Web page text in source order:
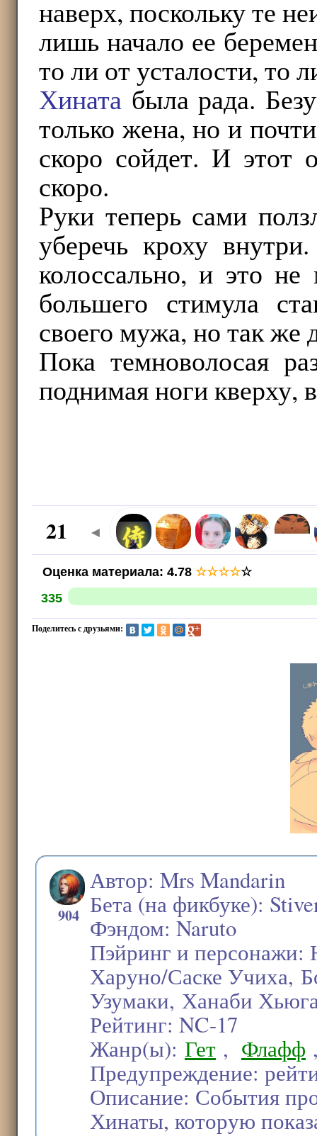
наверх, поскольку те
лишь начало ее
то ли от усталости, то
Хината была рада.
только жена, но и
скоро сойдет. И этот
скоро.
Руки теперь сами
уберечь кроху
колоссально, и это
большего стимула
своего мужа, но так же
Пока темноволосая
поднимая ноги кверху,
21 ◄
Оценка материала: 4.78 ☆☆☆☆☆
335
Поделитесь с друзьями:
904
Автор: Mrs Mandarin
Бета (на фикбуке):
Фэндом: Naruto
Пэйринг и персонажи:
Харуно/Саске Учиха,
Узумаки, Ханаби
Рейтинг: NC-17
Жанр(ы): Гет , Флафф
Предупреждение:
Описание: События
Хинаты, которую